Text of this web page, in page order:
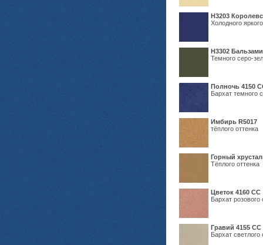
Н3203
Холодного
Н3302
Темного серо-
Полночь 4150
Бархат темного
Имбирь R5017
тёплого оттенка
Горный
Тёплого оттенка
Цветок 4160 СС
Бархат розового
Гравий 4155 СС
Бархат светлого